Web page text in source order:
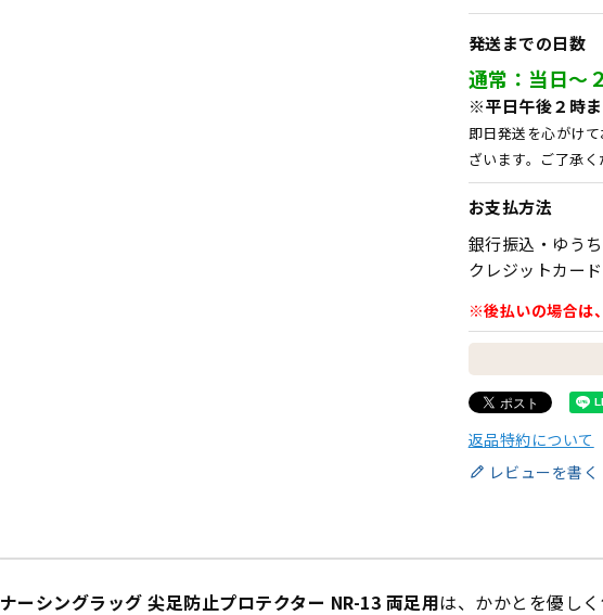
発送までの日数
通常：当日～
※平日午後２時
即日発送を心がけ
ざいます。ご了承
お支払方法
銀行振込・ゆう
クレジットカー
※後払いの場合は
返品特約について
レビューを書く
ナーシングラッグ 尖足防止プロテクター NR-13 両足用は、かかとを優し